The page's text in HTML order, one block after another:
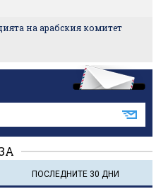
на арабския комитет
ПОСЛЕДНИТЕ 30 ДНИ